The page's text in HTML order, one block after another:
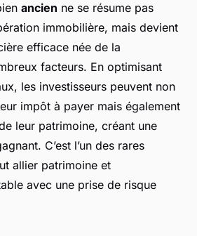
ancien ne se résume pas
immobilière, mais devient
efficace née de la
facteurs. En optimisant
les investisseurs peuvent non
impôt à payer mais également
leur patrimoine, créant une
C’est l’un des rares
allier patrimoine et
avec une prise de risque